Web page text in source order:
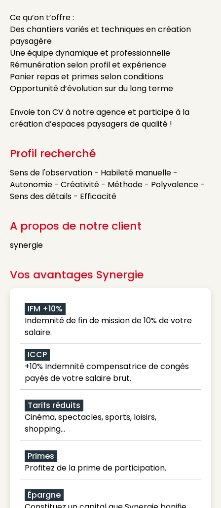
Ce qu’on t’offre :
Des chantiers variés et techniques en création
paysagère
Une équipe dynamique et professionnelle
Rémunération selon profil et expérience
Panier repas et primes selon conditions
Opportunité d’évolution sur du long terme
Envoie ton CV à notre agence et participe à la
création d’espaces paysagers de qualité !
Profil recherché
Sens de l'observation - Habileté manuelle -
Autonomie - Créativité - Méthode - Polyvalence -
Sens des détails - Efficacité
A propos de notre client
synergie
Vos avantages Synergie
IFM +10%
Indemnité de fin de mission de 10% de votre
salaire.
ICCP
+10% Indemnité compensatrice de congés
payés de votre salaire brut.
Tarifs réduits
Cinéma, spectacles, sports, loisirs,
shopping...
Primes
Profitez de la prime de participation.
Épargne